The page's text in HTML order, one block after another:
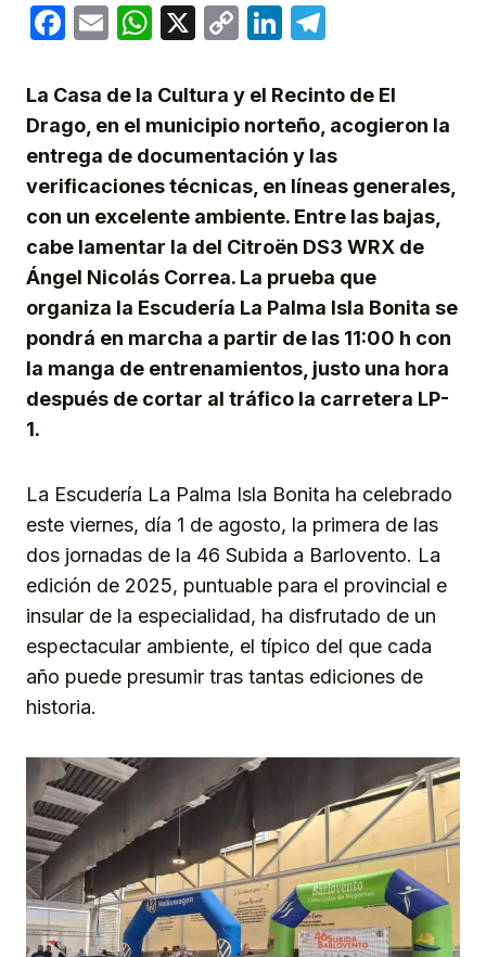
Facebook
EmailWhatsApp
X
CopyLinkedIn
La Casa de la Cultura y el Recinto de El
Drago, en el municipio norteño, acogieron la
entrega de documentación y las
verificaciones técnicas, en líneas generales,
con un excelente ambiente. Entre las bajas,
cabe lamentar la del Citroën DS3 WRX de
Ángel Nicolás Correa. La prueba que
organiza la Escudería La Palma Isla Bonita se
pondrá en marcha a partir de las 11:00 h con
la manga de entrenamientos, justo una hora
después de cortar al tráfico la carretera LP-
1.
La Escudería La Palma Isla Bonita ha celebrado
este viernes, día 1 de agosto, la primera de las
dos jornadas de la 46 Subida a Barlovento. La
edición de 2025, puntuable para el provincial e
insular de la especialidad, ha disfrutado de un
espectacular ambiente, el típico del que cada
año puede presumir tras tantas ediciones de
historia.